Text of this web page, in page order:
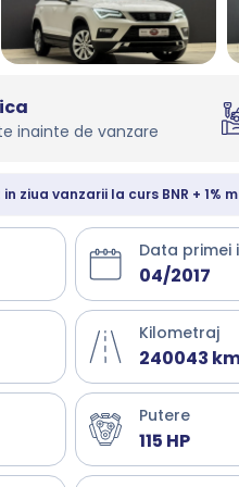
inainte de vanzare
ziua vanzarii la curs BNR + 1%
Data primei
04/2017
Kilometraj
240043
Putere
115 HP